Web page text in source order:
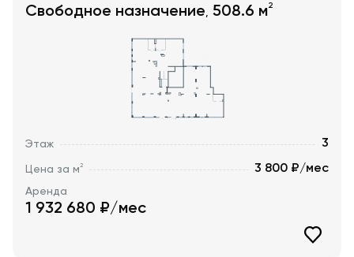
Свободное назначение 508.6 м2
Этаж 3
Цена за м2 3 800 ₽/мес
Аренда
1 932 680 ₽/мес